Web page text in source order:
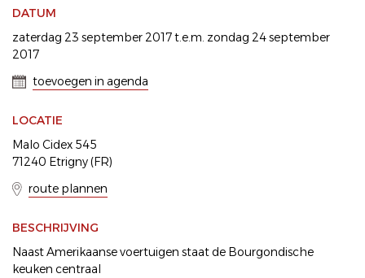
DATUM
zaterdag 23 september 2017 t.e.m. zondag 24 september
2017
toevoegen in agenda
LOCATIE
Malo Cidex 545
71240 Etrigny (FR)
route plannen
BESCHRIJVING
Naast Amerikaanse voertuigen staat de Bourgondische
keuken centraal